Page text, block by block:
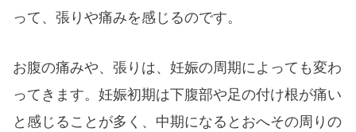
って、張りや痛みを感じるのです。
お腹の痛みや、張りは、妊娠の周期によっても変わ
ってきます。妊娠初期は下腹部や足の付け根が痛い
と感じることが多く、中期になるとおへその周りの